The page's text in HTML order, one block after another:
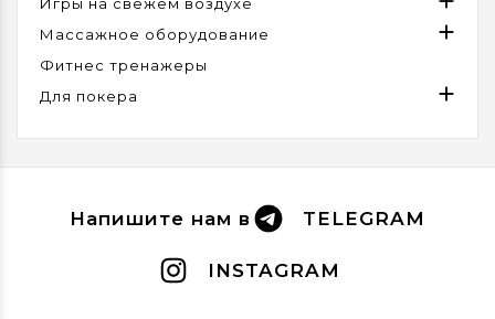
Игры на свежем воздухе
Массажное оборудование 
Фитнес тренажеры
Для покера

Напишите нам в TELEGRAM
INSTAGRAM